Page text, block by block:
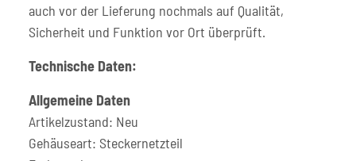
auch vor der Lieferung nochmals auf Qualität,
Sicherheit und Funktion vor Ort überprüft.
Technische Daten:
Allgemeine Daten
Artikelzustand: Neu
Gehäuseart: Steckernetzteil